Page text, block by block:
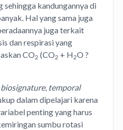
sehingga kandungannya di
Hal yang sama juga
juga terkait
dan respirasi yang
CO2 (CO2 + H2O ?
biosignature, temporal
dalam dipelajari karena
penting yang harus
sumbu rotasi